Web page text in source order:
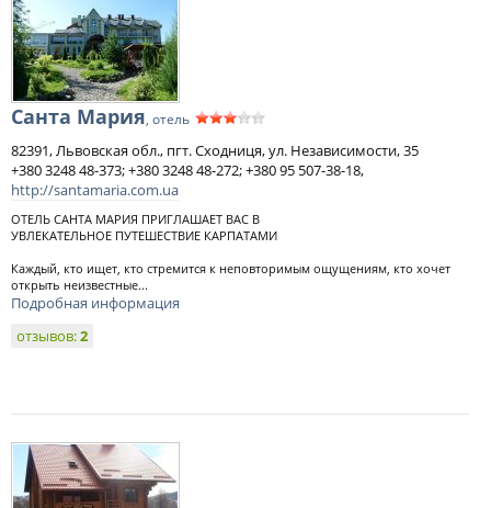
Санта Мария, отель
82391, Львовская обл., пгт. Сходниця, ул. Независимости, 35
+380 3248 48-373; +380 3248 48-272; +380 95 507-38-18,
http://santamaria.com.ua
ОТЕЛЬ САНТА МАРИЯ ПРИГЛАШАЕТ ВАС В
УВЛЕКАТЕЛЬНОЕ ПУТЕШЕСТВИЕ КАРПАТАМИ
Каждый, кто ищет, кто стремится к неповторимым ощущениям, кто хочет
открыть неизвестные...
Подробная информация
отзывов:2